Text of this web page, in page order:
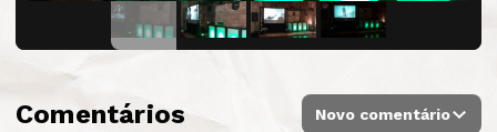
Comentários Novo comentário